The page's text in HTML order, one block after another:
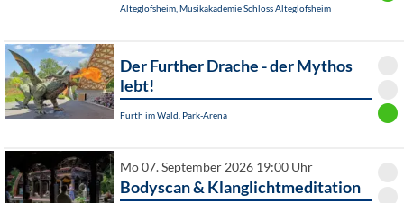
Alteglofsheim, Musikakademie Schloss Alteglofsheim
Der Further Drache - der Mythos
lebt!
Furth im Wald, Park-Arena
Mo 07. September 2026 19:00 Uhr
Bodyscan & Klanglichtmeditation